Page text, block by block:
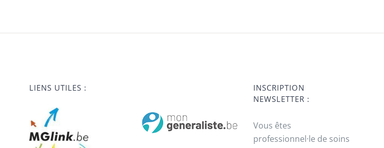
LIENS UTILES :
INSCRIPTION
NEWSLETTER :
Vous êtes
professionnel·le de soins